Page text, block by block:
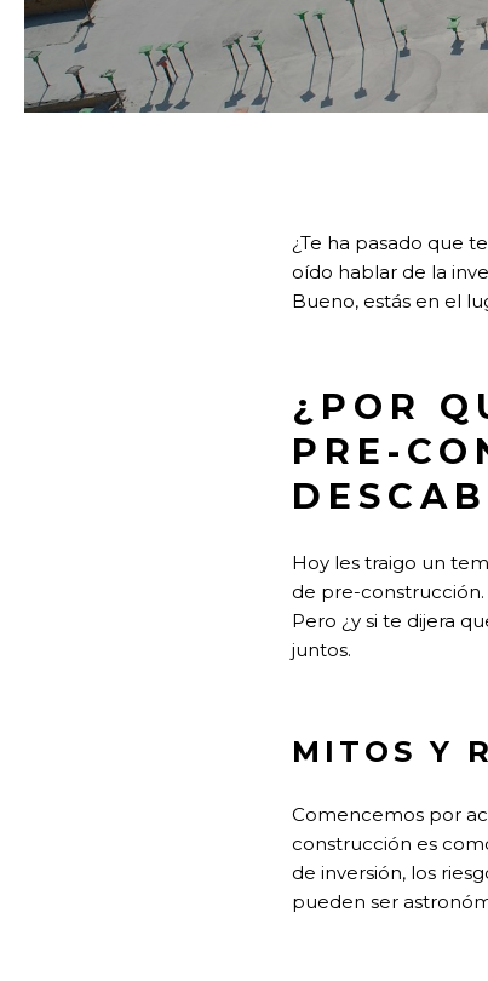
¿Te ha pasado que
oído hablar de la
Bueno, estás en el
¿POR
PRE-
Hoy les traigo un
de pre-construcción.
Pero ¿y si te dijera
juntos.
MITOS Y
Comencemos por
construcción es
de inversión, los
pueden ser